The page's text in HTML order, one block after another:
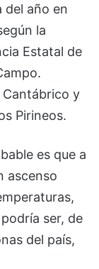
del año en
la
Estatal de
Cantábrico y
Pirineos.
es que a
ascenso
ser, de
del país,